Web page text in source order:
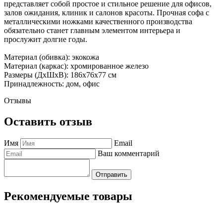
представляет собой простое и стильное решение для офисов,
залов ожидания, клиник и салонов красоты. Прочная софа с
металлическими ножками качественного производства
обязательно станет главным элементом интерьера и
прослужит долгие годы.
Материал (обивка): экокожа
Материал (каркас): хромированное железо
Размеры (ДхШхВ): 186х76х77 см
Принадлежность: дом, офис
Отзывы
Оставить отзыв
Имя
Email
Ваш комментарий
Отправить
Рекомендуемые товары